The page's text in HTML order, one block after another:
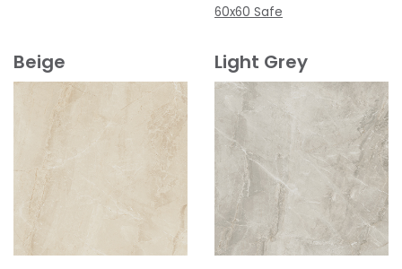
60x60 Safe
Beige Light Grey